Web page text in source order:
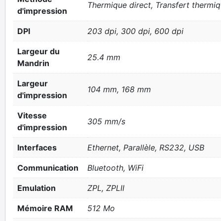
d'impression
Thermique direct, Transfert
DPI 203 dpi, 300 dpi, 600 dpi
Largeur du
Mandrin
25.4 mm
Largeur
d'impression
104 mm, 168 mm
Vitesse
d'impression
305 mm/s
Interfaces Ethernet, Parallèle, RS232, USB
Communication Bluetooth, WiFi
Emulation ZPL, ZPLII
Mémoire RAM 512 Mo